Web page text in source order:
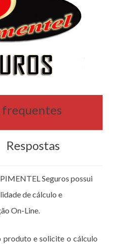
frequentes
Respostas
Seguros possui
de cálculo e
On-Line.
produto e solicite o cálculo